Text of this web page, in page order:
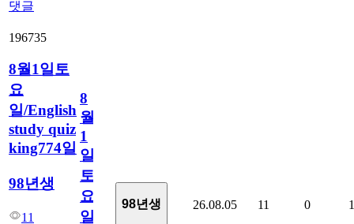
댓글
196735
8월1일토
요
일/English
study quiz
king774일
98년생
11
8
월
1
일
토
요
일/English
98년생 26.08.05 11 0 1